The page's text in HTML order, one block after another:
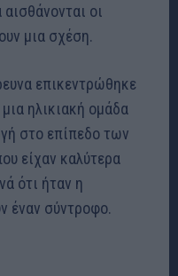
οι
μια σχέση.
επικεντρώθηκε
ηλικιακή ομάδα
στο επίπεδο των
είχαν καλύτερα
ότι ήταν η
έναν σύντροφο.